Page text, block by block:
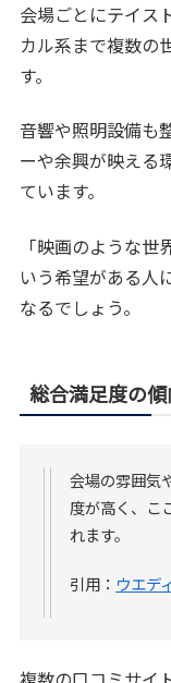
会場ごとにテイス
カル系まで複数の
す。
音響や照明設備も
ーや余興が映える
ています。
「映画のような
いう希望がある人
なるでしょう。
総合満足度の
会場の雰囲気
度が高く、こ
れます。
引用： ウエデ